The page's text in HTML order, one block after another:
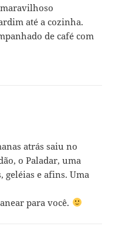
até a cozinha.
de café com
atrás saiu no
o Paladar, uma
geléias e afins. Uma
para você.